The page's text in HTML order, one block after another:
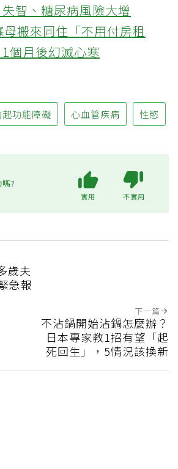
智、糖尿病風險大增
搬來同住「不用付房租
個月後幻滅心寒
起功能障礙 心血管疾病 性慾
?
實用 不實用
歲夫
急報
下一篇
不沾鍋開始沾鍋怎麼辦？
日本專家教1招有望「起
死回生」，5情況該換新